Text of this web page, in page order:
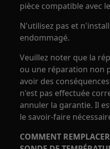
pièce compatible avec
N'utilisez pas et
endommagé.
Veuillez noter que la
ou une réparation non
avoir des
n'est pas effectuée
annuler la garantie. Il
le savoir-faire
COMMENT